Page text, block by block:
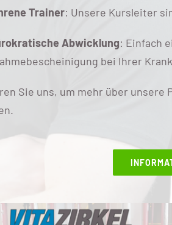
Trainer: Unsere Kursleiter
Abwicklung: Einfach
bei Ihrer
Sie uns, um mehr über